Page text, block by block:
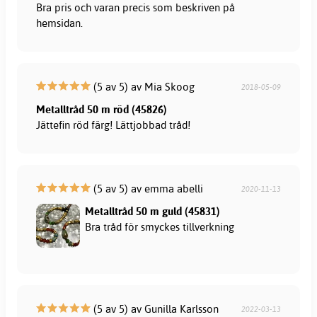
Bra pris och varan precis som beskriven på
hemsidan.
(5 av 5) av Mia Skoog 2018-05-09
Metalltråd 50 m röd (45826)
Jättefin röd färg! Lättjobbad tråd!
(5 av 5) av emma abelli 2020-11-13
Metalltråd 50 m guld (45831)
Bra tråd för smyckes tillverkning
(5 av 5) av Gunilla Karlsson 2022-03-13